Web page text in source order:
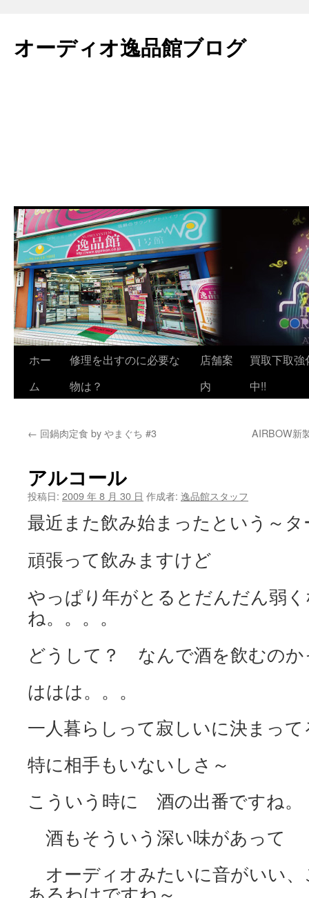
テ
ン
オーディオ逸品館ブログ
ホー
ム
修理を出すのに必要な
物は？
店舗案
内
買取下取強
中!!
← 回鍋肉定食 by やまぐち #3 AIRBOW新
アルコール
投稿日: 2009 年 8 月 30 日 作成者: 逸品館スタッフ
最近また飲み始まったという～タ
頑張って飲みますけど
やっぱり年がとるとだんだん弱
ね。。。。
どうして？ なんで酒を飲むのか
ははは。。。
一人暮らしって寂しいに決まっ
特に相手もいないしさ～
こういう時に 酒の出番ですね。
酒もそういう深い味があって
オーディオみたいに音がいい